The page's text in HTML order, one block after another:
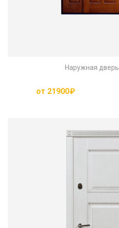
Наружная дверь
от 21900₽